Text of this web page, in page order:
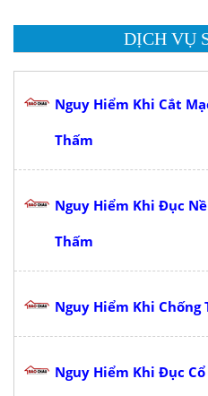
DỊCH VỤ
Nguy Hiểm Khi Cắt
Thấm
Nguy Hiểm Khi Đục
Thấm
Nguy Hiểm Khi Chống
Nguy Hiểm Khi Đục